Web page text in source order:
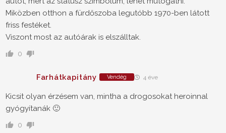
Miközben otthon a fürdőszoba legutóbb 1970-ben látott
friss festéket.
Viszont most az autóárak is elszálltak.
0
Farhátkapitány Vendég 4 éve
Kicsit olyan érzésem van, mintha a drogosokat heroinnal
gyógyítanák 🙂
0